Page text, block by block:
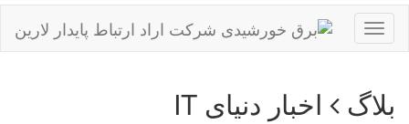
Toggle
navigation
بلاگ اخبار دنیای IT